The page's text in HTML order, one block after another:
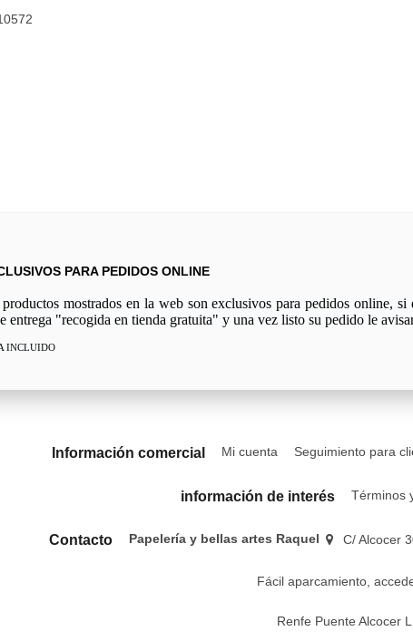
PARA PEDIDOS ONLINE
mostrados en la web son exclusivos para pedidos online,
entrega "recogida en tienda gratuita" y una vez listo su pedido le
INCLUIDO
Información comercial Mi cuenta Seguimiento para
información de interés Términos
Contacto Papelería y bellas artes Raquel C/ Alcocer
Fácil aparcamiento,
Renfe Puente Alcocer